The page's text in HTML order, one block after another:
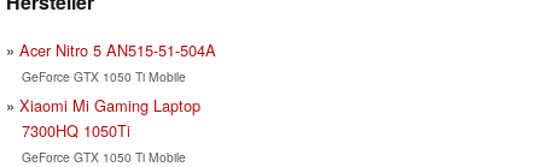
Acer Nitro 5 AN515-51-504A
GeForce GTX 1050 Ti Mobile
Xiaomi Mi Gaming Laptop
7300HQ 1050Ti
GeForce GTX 1050 Ti Mobile